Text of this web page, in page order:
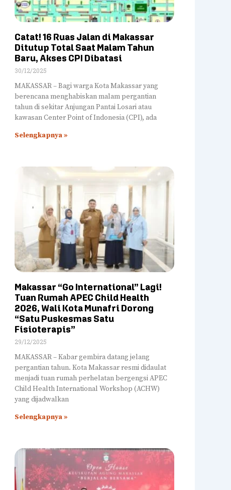
Catat! 16 Ruas Jalan di Makassar
Ditutup Total Saat Malam Tahun
Baru, Akses CPI Dibatasi
30/12/2025
MAKASSAR – Bagi warga Kota Makassar yang
berencana menghabiskan malam pergantian
tahun di sekitar Anjungan Pantai Losari atau
kawasan Center Point of Indonesia (CPI), ada
Selengkapnya »
Makassar “Go International” Lagi!
Tuan Rumah APEC Child Health
2026, Wali Kota Munafri Dorong
“Satu Puskesmas Satu
Fisioterapis”
29/12/2025
MAKASSAR – Kabar gembira datang jelang
pergantian tahun. Kota Makassar resmi didaulat
menjadi tuan rumah perhelatan bergengsi APEC
Child Health International Workshop (ACHW)
yang dijadwalkan
Selengkapnya »